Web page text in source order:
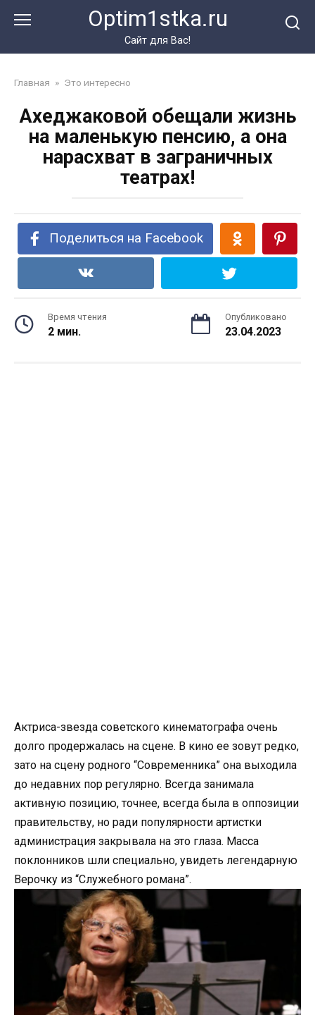
Optim1stka.ru
Сайт для Вас!
Главная » Это интересно
Ахеджаковой обещали жизнь
на маленькую пенсию, а она
нарасхват в заграничных
театрах!
Поделиться на Facebook
Время чтения
2 мин.
Опубликовано
23.04.2023
Актриса-звезда советского кинематографа очень
долго продержалась на сцене. В кино ее зовут редко,
зато на сцену родного “Современника” она выходила
до недавних пор регулярно. Всегда занимала
активную позицию, точнее, всегда была в оппозиции
правительству, но ради популярности артистки
администрация закрывала на это глаза. Масса
поклонников шли специально, увидеть легендарную
Верочку из “Служебного романа”.